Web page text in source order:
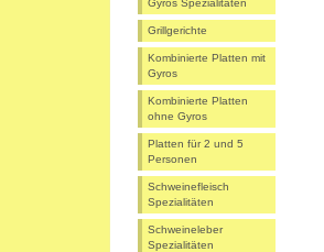
Gyros Spezialitäten
Grillgerichte
Kombinierte Platten mit
Gyros
Kombinierte Platten
ohne Gyros
Platten für 2 und 5
Personen
Schweinefleisch
Spezialitäten
Schweineleber
Spezialitäten